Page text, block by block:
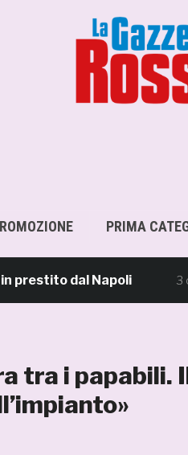
PRIMA
dal Napoli 3 ore fa
tra i papabili.